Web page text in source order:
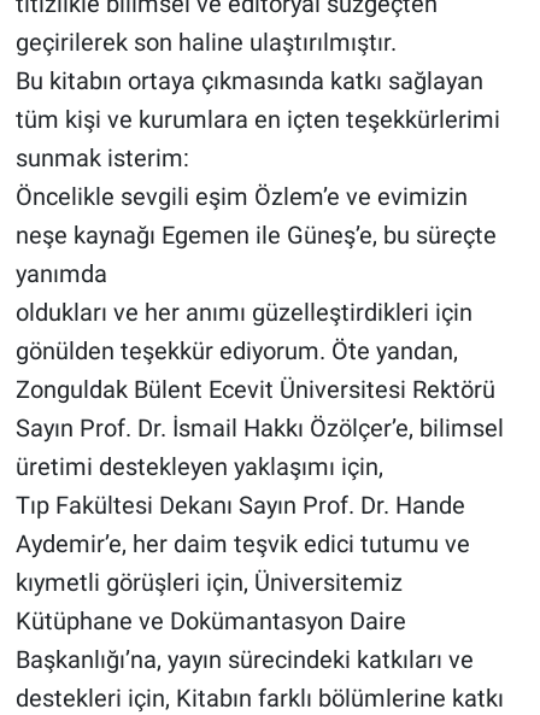
geçirilerek son haline ulaştırılmıştır.
Bu kitabın ortaya çıkmasında katkı sağlayan
tüm kişi ve kurumlara en içten teşekkürlerimi
sunmak isterim:
Öncelikle sevgili eşim Özlem’e ve evimizin
neşe kaynağı Egemen ile Güneş’e, bu süreçte
yanımda
oldukları ve her anımı güzelleştirdikleri için
gönülden teşekkür ediyorum. Öte yandan,
Zonguldak Bülent Ecevit Üniversitesi Rektörü
Sayın Prof. Dr. İsmail Hakkı Özölçer’e, bilimsel
üretimi destekleyen yaklaşımı için,
Tıp Fakültesi Dekanı Sayın Prof. Dr. Hande
Aydemir’e, her daim teşvik edici tutumu ve
kıymetli görüşleri için, Üniversitemiz
Kütüphane ve Dokümantasyon Daire
Başkanlığı’na, yayın sürecindeki katkıları ve
destekleri için, Kitabın farklı bölümlerine katkı